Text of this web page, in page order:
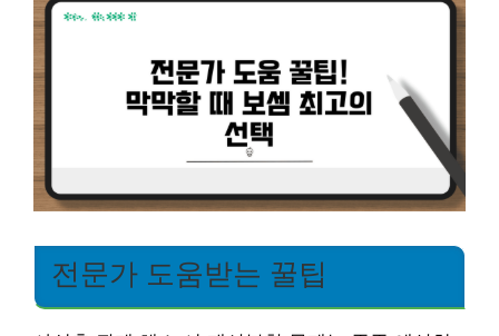
전문가 도움받는 꿀팁